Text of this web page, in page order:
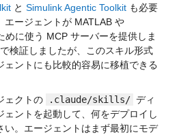
と Simulink Agentic Toolkit も必要
エージェントが MATLAB や
めに使う MCP サーバーを提供しま
検証しましたが、このスキル形式
ェントにも比較的容易に移植できる
ェクトの
.claude/skills/ ディ
ェントを起動して、何をデプロイし
い。エージェントはまず最初にモデ